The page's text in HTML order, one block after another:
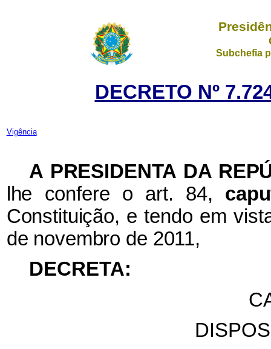
Subchefia
DECRETO Nº
Vigência
A PRESIDENTA DA
lhe confere o art. 84,
Constituição, e tendo em
de novembro de 2011,
DECRETA: